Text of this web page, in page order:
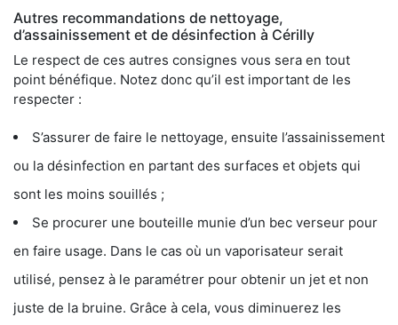
Autres recommandations de nettoyage,
d’assainissement et de désinfection à Cérilly
Le respect de ces autres consignes vous sera en tout
point bénéfique. Notez donc qu’il est important de les
respecter :
S’assurer de faire le nettoyage, ensuite l’assainissement
ou la désinfection en partant des surfaces et objets qui
sont les moins souillés ;
Se procurer une bouteille munie d’un bec verseur pour
en faire usage. Dans le cas où un vaporisateur serait
utilisé, pensez à le paramétrer pour obtenir un jet et non
juste de la bruine. Grâce à cela, vous diminuerez les